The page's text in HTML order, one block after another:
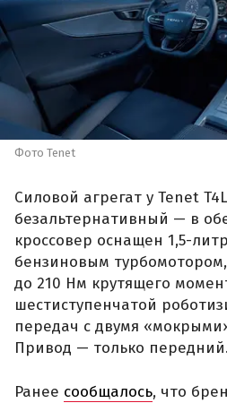
Фото Tenet
Силовой агрегат у Tenet T4L
безальтернативный — в
кроссовер оснащен 1,5-
бензиновым
до 210 Нм крутящего
шестиступенчатой
передач с двумя
Привод — только передний.
Ранее сообщалось, что